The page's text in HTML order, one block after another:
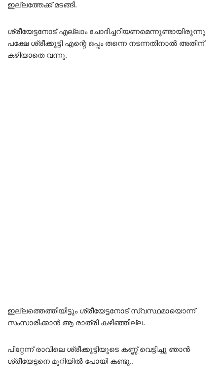
ഇല്ലത്തേക്ക് മടങ്ങി.
ശ്രീയേട്ടനോട് എല്ലാം ചോദിച്ചറിയണമെന്നുണ്ടായിരുന്നു
പക്ഷേ ശ്രീക്കുട്ടി എന്റെ ഒപ്പം തന്നെ നടന്നതിനാൽ അതിന്
കഴിയാതെ വന്നു.
ഇല്ലത്തെത്തിയിട്ടും ശ്രീയേട്ടനോട് സ്വസ്ഥമായൊന്ന്
സംസാരിക്കാൻ ആ രാത്രി കഴിഞ്ഞില്ല.
പിറ്റേന്ന് രാവിലെ ശ്രീക്കുട്ടിയുടെ കണ്ണ് വെട്ടിച്ചു ഞാൻ
ശ്രീയേട്ടനെ മുറിയിൽ പോയി കണ്ടു..